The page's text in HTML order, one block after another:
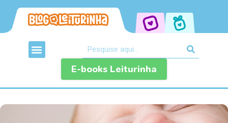
E-books Leiturinha